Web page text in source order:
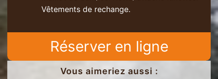
Vêtements de rechange.
Réserver en ligne
Vous aimeriez aussi :